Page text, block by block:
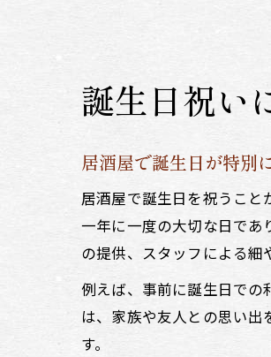
誕生日祝い
居酒屋で誕生日が特別
居酒屋で誕生日を祝うこ
一年に一度の大切な日であ
の提供、スタッフによる細
例えば、事前に誕生日での
は、家族や友人との思い
す。